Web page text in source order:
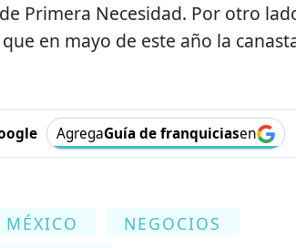
Primera Necesidad. Por otro
en mayo de este año la
AgregaGuía de franquiciasen
NEGOCIOS